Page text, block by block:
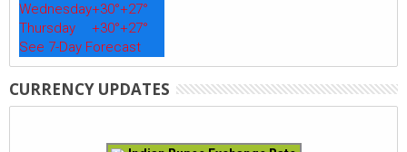
Wednesday+30°+27°
Thursday
+30°+27°
See 7-Day Forecast
CURRENCY UPDATES